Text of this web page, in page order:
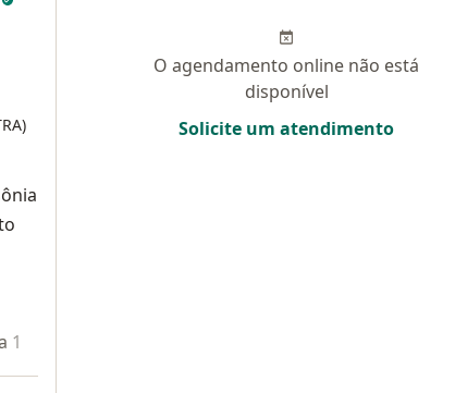
1
O agendamento online não está
disponível
Solicite um atendimento